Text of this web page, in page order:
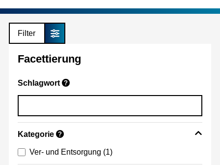
Filter
Facettierung
Schlagwort ?
Kategorie ?
Ver- und Entsorgung (1)